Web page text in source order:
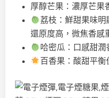
厚醇芒果：濃厚芒果
荔枝：鮮甜果味明
還原度高，微焦香感
哈密瓜：口感甜潤
百香果：酸甜平衡